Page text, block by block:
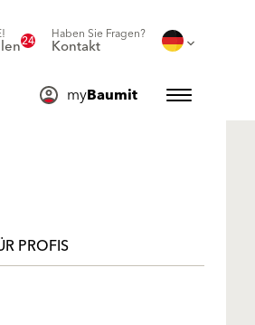
24 Haben Sie Fragen?
Kontakt
myBaumit
PROFIS